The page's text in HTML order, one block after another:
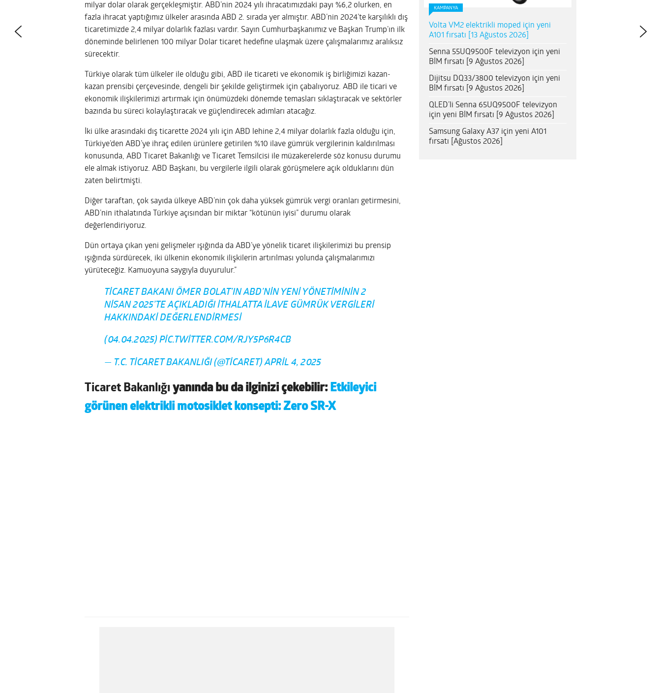
milyar dolar olarak gerçekleşmiştir. ABD’nin 2024 yılı ihracatımızdaki payı %6,2 olurken, en
fazla ihracat yaptığımız ülkeler arasında ABD 2. sırada yer almıştır. ABD’nin 2024’te karşılıklı dış
ticaretimizde 2,4 milyar dolarlık fazlası vardır. Sayın Cumhurbaşkanımız ve Başkan Trump’ın ilk
döneminde belirlenen 100 milyar Dolar ticaret hedefine ulaşmak üzere çalışmalarımız aralıksız
sürecektir.
Türkiye olarak tüm ülkeler ile olduğu gibi, ABD ile ticareti ve ekonomik iş birliğimizi kazan-
kazan prensibi çerçevesinde, dengeli bir şekilde geliştirmek için çabalıyoruz. ABD ile ticari ve
ekonomik ilişkilerimizi artırmak için önümüzdeki dönemde temasları sıklaştıracak ve sektörler
bazında bu süreci kolaylaştıracak ve güçlendirecek adımları atacağız.
İki ülke arasındaki dış ticarette 2024 yılı için ABD lehine 2,4 milyar dolarlık fazla olduğu için,
Türkiye’den ABD’ye ihraç edilen ürünlere getirilen %10 ilave gümrük vergilerinin kaldırılması
konusunda, ABD Ticaret Bakanlığı ve Ticaret Temsilcisi ile müzakerelerde söz konusu durumu
ele almak istiyoruz. ABD Başkanı, bu vergilerle ilgili olarak görüşmelere açık olduklarını dün
zaten belirtmişti.
Diğer taraftan, çok sayıda ülkeye ABD’nin çok daha yüksek gümrük vergi oranları getirmesini,
ABD’nin ithalatında Türkiye açısından bir miktar “kötünün iyisi” durumu olarak
değerlendiriyoruz.
Dün ortaya çıkan yeni gelişmeler ışığında da ABD’ye yönelik ticaret ilişkilerimizi bu prensip
ışığında sürdürecek, iki ülkenin ekonomik ilişkilerin artırılması yolunda çalışmalarımızı
yürüteceğiz. Kamuoyuna saygıyla duyurulur.”
TICARET BAKANI ÖMER BOLAT’IN ABD’NIN YENI YÖNETIMININ 2
NISAN 2025’TE AÇIKLADIĞI İTHALATTA İLAVE GÜMRÜK VERGILERI
HAKKINDAKI DEĞERLENDIRMESI
(04.04.2025) PIC.TWITTER.COM/RJY5P6R4CB
— T.C. TICARET BAKANLIĞI (@TICARET)APRIL 4, 2025
Ticaret Bakanlığı yanında bu da ilginizi çekebilir: Etkileyici
görünen elektrikli motosiklet konsepti: Zero SR-X
KAMPANYA
Volta VM2 elektrikli moped için yeni
A101 fırsatı [13 Ağustos 2026]
Senna 55UQ9500F televizyon için yeni
BİM fırsatı [9 Ağustos 2026]
Dijitsu DQ33/3800 televizyon için yeni
BİM fırsatı [9 Ağustos 2026]
QLED’li Senna 65UQ9500F televizyon
için yeni BİM fırsatı [9 Ağustos 2026]
Samsung Galaxy A37 için yeni A101
fırsatı [Ağustos 2026]